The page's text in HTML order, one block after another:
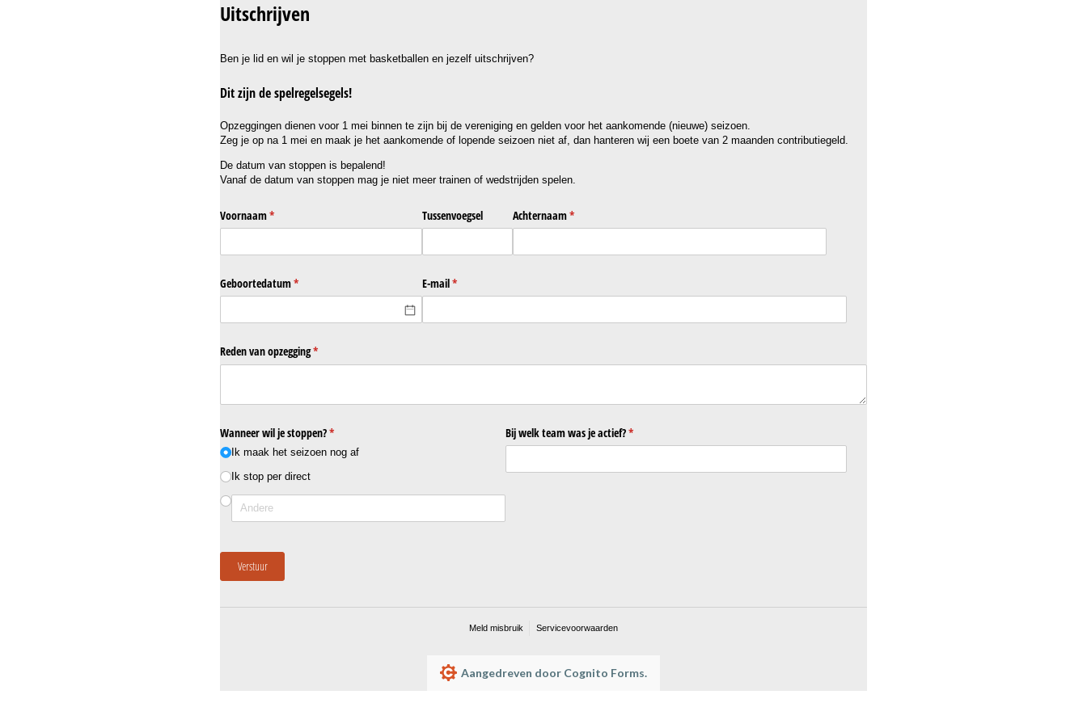
Uitschrijven
Ben je lid en wil je stoppen met basketballen en jezelf uitschrijven?
Dit zijn de spelregelsegels!
Opzeggingen dienen voor 1 mei binnen te zijn bij de vereniging en gelden voor het aankomende (nieuwe) seizoen.
Zeg je op na 1 mei en maak je het aankomende of lopende seizoen niet af, dan hanteren wij een boete van 2 maanden contributiegeld.
De datum van stoppen is bepalend!
Vanaf de datum van stoppen mag je niet meer trainen of wedstrijden spelen.
Voornaam*
(is vereist) Tussenvoegsel Achternaam*
(is vereist)
Geboortedatum*
(is vereist) E-mail*
(is vereist)
Reden van opzegging*
(is vereist)
Wanneer wil je stoppen?*
(is vereist)
Ik maak het seizoen nog af
Ik stop per direct
Bij welk team was je actief?*
(is vereist)
Verstuur
Meld misbruik Servicevoorwaarden
Aangedreven door Cognito Forms.